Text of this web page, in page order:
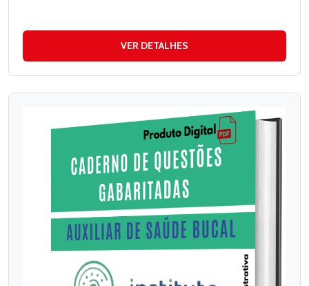
VER DETALHES